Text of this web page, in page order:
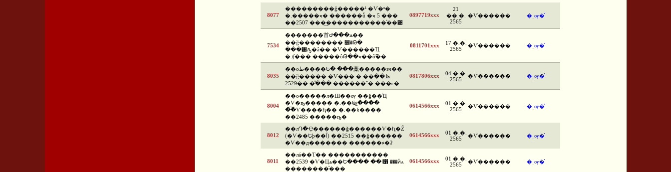
8077
���������ǧ�����¹ �Ѵ�ʶ�
�.�����ҹ� ������ṹ �ҹ 5 ���
��2507 ���͢�����������ͧ��͹
0897719xxx
21
��.�.
2565
�Ѵ������ �ͺѹ�֡
7534
�������⾸Ժ���ѧ��
��ǧ�������� ෾�Թ�
���͸ԡ�â�� �Ѵ������Ҵ
�.ʧ��� �����ôԹ��ҹ��ô͡��
0811701xxx
17 �.�.
2565
�Ѵ������ �ͺѹ�֡
8035
��оط����Ե� ���稾�����зҹ��
��ǧ����� �Ѵ��� �.��ظ��
����ͧ ��2529 ������˭� ���ͼ�
0817806xxx
04 �.�.
2565
�Ѵ������ �ͺѹ�֡
8004
��о�����л�Ш��ѹ ��ǧ��ͨҴ
�Ѵ�ҧ����� �.��Ҩչ����
�͡�Ѵ����ԧ�� �.��§����
��2485 �����ҧ�
0614566xxx
01 �.�.
2565
�Ѵ������ �ͺѹ�֡
8012
��лԴ�Ҿ������ǧ������Ѵ�ԧ�Ź
(�Ѵ��Եþ��آ) ��2515 ��ǧ������
�Ѵ��д������� ������ء�ʡ
0614566xxx
01 �.�.
2565
�Ѵ������ �ͺѹ�֡
8011
��лá��Т�� �����������
��2539 �Ѵ�Цѧ��Ե���� ��ا෾ ���ͷͧᴧ
��������ͧ���
0614566xxx
01 �.�.
2565
�Ѵ������ �ͺѹ�֡